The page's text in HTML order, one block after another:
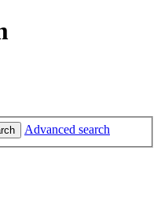
Advanced search